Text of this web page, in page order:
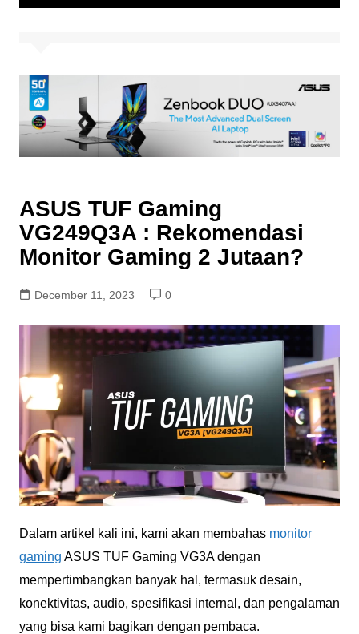
ASUS TUF Gaming
VG249Q3A : Rekomendasi
Monitor Gaming 2 Jutaan?
December 11, 2023 0
Dalam artikel kali ini, kami akan membahas monitor
gaming ASUS TUF Gaming VG3A dengan
mempertimbangkan banyak hal, termasuk desain,
konektivitas, audio, spesifikasi internal, dan pengalaman
yang bisa kami bagikan dengan pembaca.